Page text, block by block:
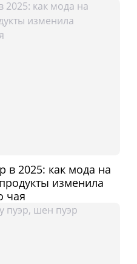
в 2025: как мода на
изменила
чая